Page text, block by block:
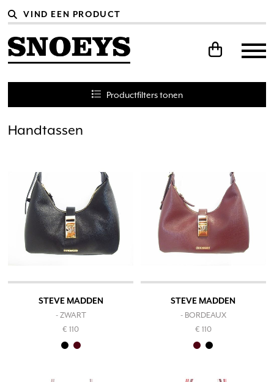
Productfilterstonen
Handtassen
STEVE MADDEN
- ZWART
€ 110
STEVE MADDEN
- BORDEAUX
€ 110